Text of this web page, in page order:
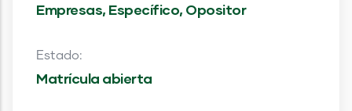
Empresas, Específico, Opositor
Estado:
Matrícula abierta